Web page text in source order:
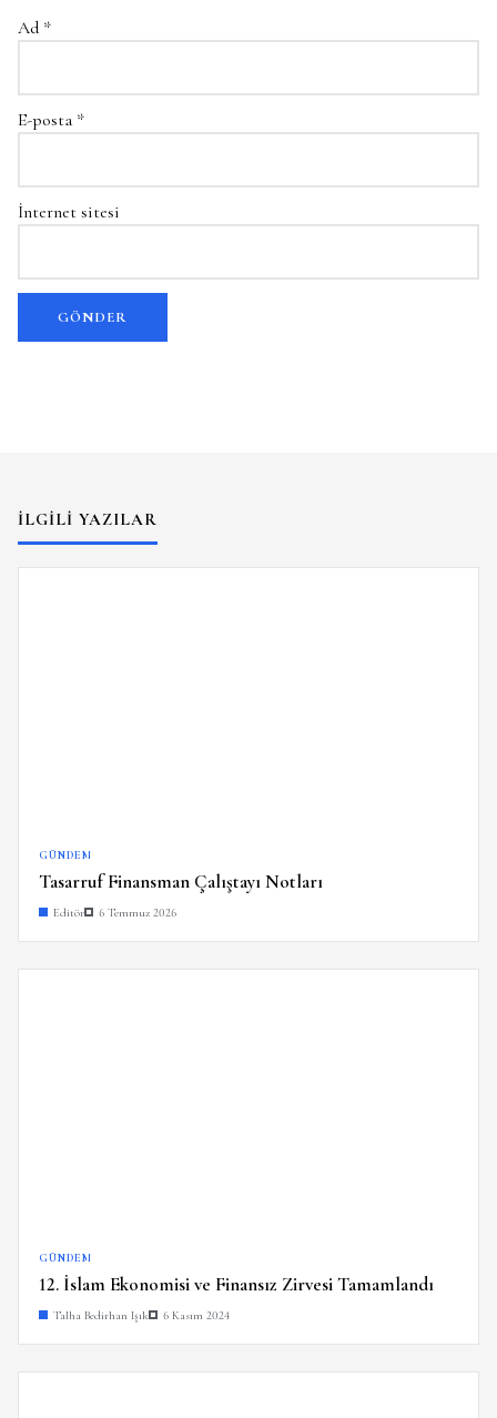
Ad *
E-posta *
İnternet sitesi
İLGILI YAZILAR
GÜNDEM
Tasarruf Finansman Çalıştayı Notları
Editör 6 Temmuz 2026
GÜNDEM
12. İslam Ekonomisi ve Finansız Zirvesi Tamamlandı
Talha Bedirhan Işık 6 Kasım 2024